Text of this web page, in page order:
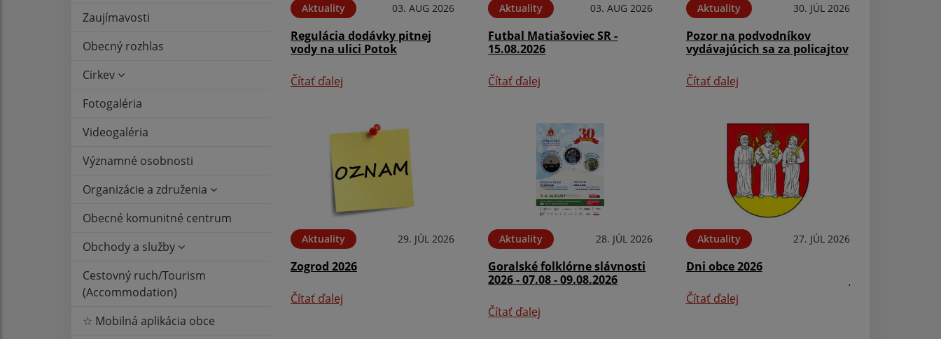
Zaujímavosti
Obecný rozhlas
Cirkev
Fotogaléria
Videogaléria
Významné osobnosti
Organizácie a združenia
Obecné komunitné centrum
Obchody a služby
Cestovný ruch/Tourism
(Accommodation)
☆ Mobilná aplikácia obce
Aktuality 03. AUG 2026
Regulácia dodávky pitnej
vody na ulici Potok
Čítať ďalej
Aktuality 03. AUG 2026
Futbal Matiašoviec SR -
15.08.2026
Čítať ďalej
Aktuality 30. JÚL 2026
Pozor na podvodníkov
vydávajúcich sa za policajtov
Čítať ďalej
Aktuality 29. JÚL 2026
Zogrod 2026
Čítať ďalej
Aktuality 28. JÚL 2026
Goralské folklórne slávnosti
2026 - 07.08 - 09.08.2026
Čítať ďalej
Aktuality 27. JÚL 2026
Dni obce 2026
Čítať ďalej